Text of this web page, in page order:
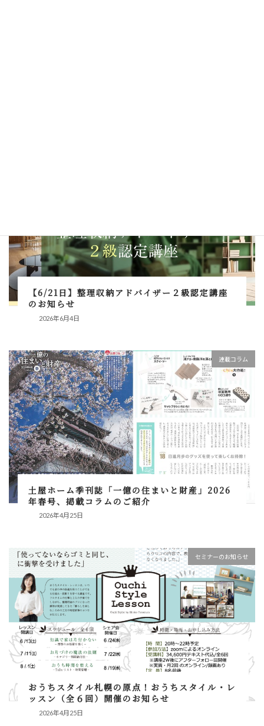
【6/21日】整理収納アドバイザー２級認定講座
のお知らせ
2026年6月4日
連載コラム
土屋ホーム季刊誌「一億の住まいと財産」2026
年春号、掲載コラムのご紹介
2026年4月25日
セミナーのお知らせ
おうちスタイル札幌の原点！おうちスタイル・レ
ッスン（全６回）開催のお知らせ
2026年4月25日